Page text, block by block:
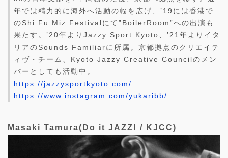
年では精力的に海外へ活動の幅を広げ、’19には香港で
のShi Fu Miz Festivalにて”BoilerRoom”への出演も
果たす。’20年よりJazzy Sport Kyoto、’21年よりイタ
リアのSounds Familiarに所属。京都拠点のクリエイテ
ィヴ・チーム、Kyoto Jazzy Creative Councilのメン
バーとしても活動中。
https://jazzysportkyoto.com/
https://www.instagram.com/yukaribb/
Masaki Tamura(Do it JAZZ! / KJCC)